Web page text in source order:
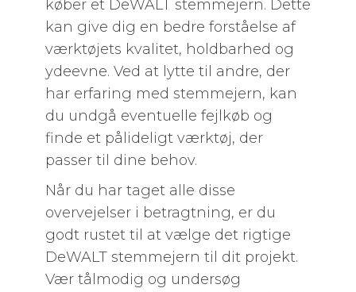
køber et DeWALT stemmejern. Dette
kan give dig en bedre forståelse af
værktøjets kvalitet, holdbarhed og
ydeevne. Ved at lytte til andre, der
har erfaring med stemmejern, kan
du undgå eventuelle fejlkøb og
finde et pålideligt værktøj, der
passer til dine behov.
Når du har taget alle disse
overvejelser i betragtning, er du
godt rustet til at vælge det rigtige
DeWALT stemmejern til dit projekt.
Vær tålmodig og undersøg